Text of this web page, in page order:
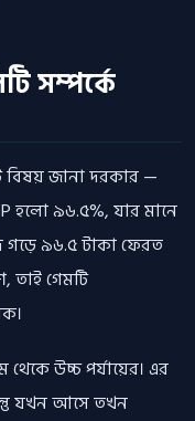
সম্পর্কে
বিষয় জানা দরকার —
হলো ৯৬.৫%, যার মানে
গড়ে ৯৬.৫ টাকা ফেরত
তাই গেমটি
উচ্চ পর্যায়ের। এর
যখন আসে তখন